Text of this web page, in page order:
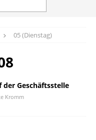
05 (Dienstag)
Geschäftsstelle
Kromm